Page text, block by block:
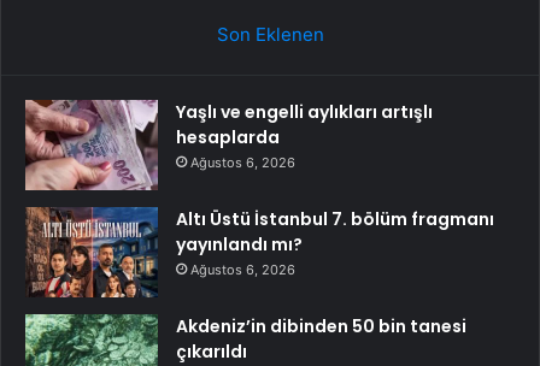
Son Eklenen
Yaşlı ve engelli aylıkları artışlı
hesaplarda
Ağustos 6, 2026
Altı Üstü İstanbul 7. bölüm fragmanı
yayınlandı mı?
Ağustos 6, 2026
Akdeniz’in dibinden 50 bin tanesi
çıkarıldı